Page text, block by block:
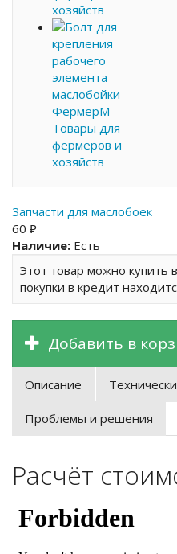
Запчасти для маслобоек
60 ₽
Наличие: Есть
Этот товар можно купить
покупки в кредит
Добавить в
Описание
Проблемы и решения
Расчёт